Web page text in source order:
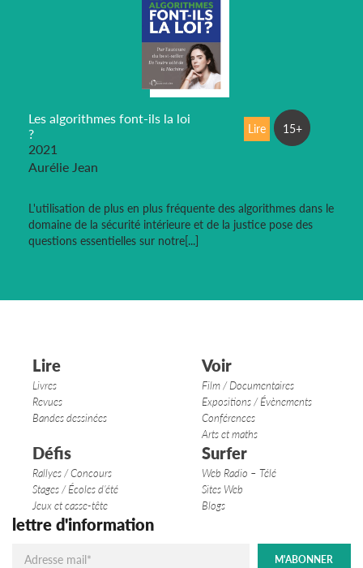
Les algorithmes font-ils la loi
?
2021
Aurélie Jean
L'utilisation de plus en plus fréquente des algorithmes dans le
domaine de la sécurité intérieure et de la justice pose des
questions essentielles sur notre[...]
Lire 15+
Lire
Livres
Revues
Bandes dessinées
Voir
Film / Documentaires
Expositions / Évènements
Conférences
Arts et maths
Défis
Rallyes / Concours
Stages / Écoles d’été
Jeux et casse-tête
Surfer
Web Radio – Télé
Sites Web
Blogs
lettre d'information